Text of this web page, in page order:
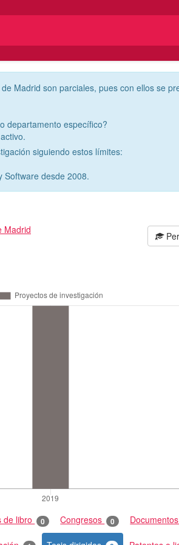
Madrid son parciales, pues con ellos se
departamento específico?
siguiendo estos límites:
Software desde 2008.
Madrid
de libro 0 Congresos 0